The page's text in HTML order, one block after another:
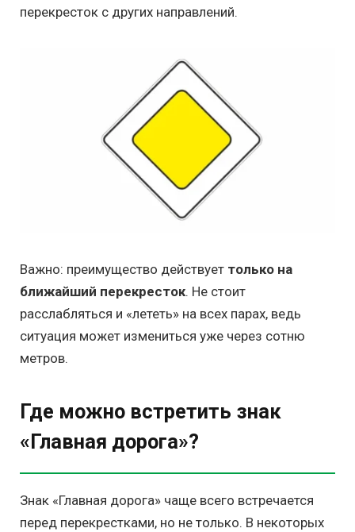
перекресток с других направлений.
Важно: преимущество действует только на
ближайший перекресток. Не стоит
расслабляться и «лететь» на всех парах, ведь
ситуация может измениться уже через сотню
метров.
Где можно встретить знак
«Главная дорога»?
Знак «Главная дорога» чаще всего встречается
перед перекрестками, но не только. В некоторых